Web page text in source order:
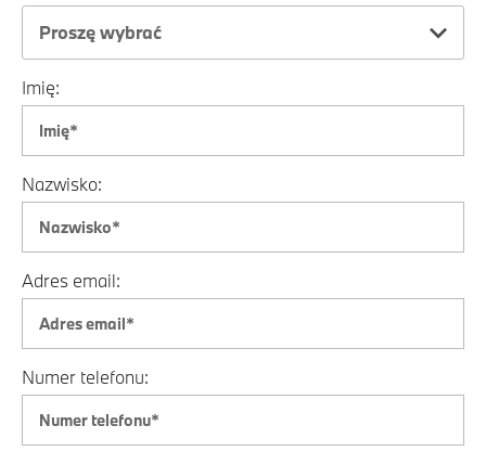
Proszę wybrać
Imię:
Nazwisko:
Adres email:
Numer telefonu: